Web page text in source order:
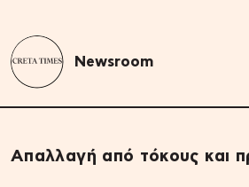
Newsroom
Απαλλαγή από τόκους και